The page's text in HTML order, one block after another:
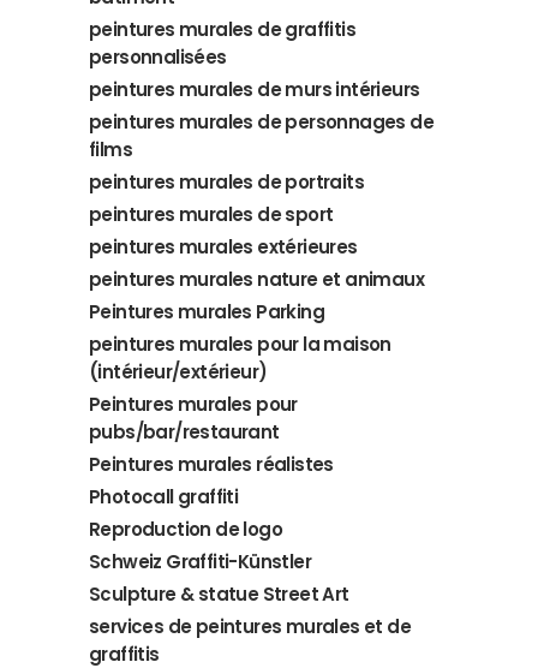
peintures murales de graffitis
personnalisées
peintures murales de murs intérieurs
peintures murales de personnages de
films
peintures murales de portraits
peintures murales de sport
peintures murales extérieures
peintures murales nature et animaux
Peintures murales Parking
peintures murales pour la maison
(intérieur/extérieur)
Peintures murales pour
pubs/bar/restaurant
Peintures murales réalistes
Photocall graffiti
Reproduction de logo
Schweiz Graffiti-Künstler
Sculpture & statue Street Art
services de peintures murales et de
graffitis